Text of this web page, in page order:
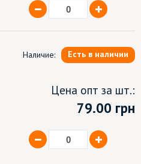
Наличие: Есть в наличии
Цена опт за шт.:
79.00 грн